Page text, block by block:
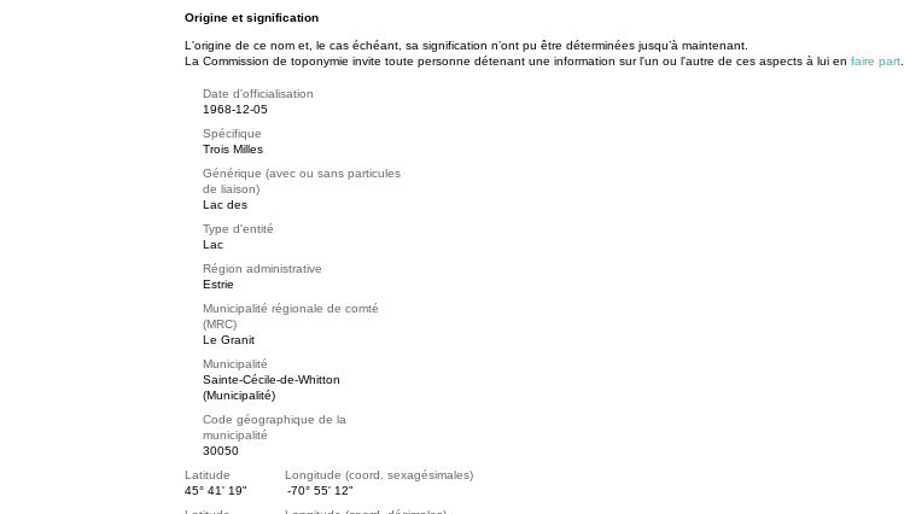
Origine et signification
L'origine de ce nom et, le cas échéant, sa signification n’ont pu être déterminées jusqu’à maintenant.
La Commission de toponymie invite toute personne détenant une information sur l'un ou l'autre de ces aspects à lui en faire part
Date d'officialisation
1968-12-05
Spécifique
Trois Milles
Générique (avec ou sans particules
de liaison)
Lac des
Type d'entité
Lac
Région administrative
Estrie
Municipalité régionale de comté
(MRC)
Le Granit
Municipalité
Sainte-Cécile-de-Whitton
(Municipalité)
Code géographique de la
municipalité
30050
Latitude Longitude (coord. sexagésimales)
45° 41' 19"
-70° 55' 12"